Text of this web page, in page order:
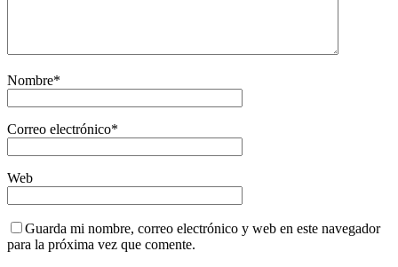
Nombre*
Correo electrónico*
Web
Guarda mi nombre, correo electrónico y web en este navegador
para la próxima vez que comente.